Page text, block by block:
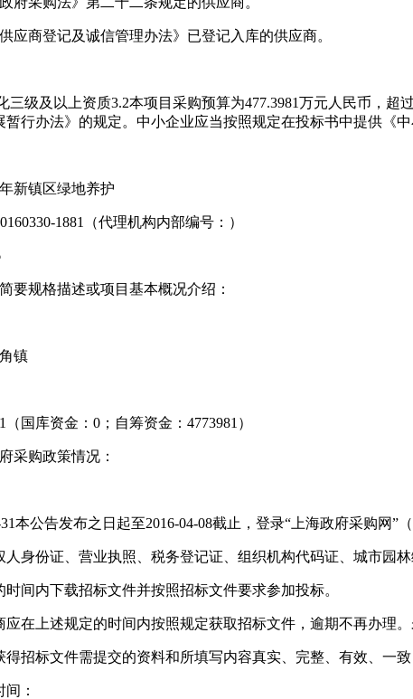
商登记及诚信管理办法》已登记入库的供应商。
及以上资质3.2本项目采购预算为477.3981万元人民币，超
行办法》的规定。中小企业应当按照规定在投标书中提供《
新镇区绿地养护
1881（代理机构内部编号：）
规格描述或项目基本概况介绍：
镇
库资金：0；自筹资金：4773981）
购政策情况：
公告发布之日起至2016-04-08截止，登录“上海政府采购网”（
份证、营业执照、税务登记证、组织机构代码证、城市园林
内下载招标文件并按照招标文件要求参加投标。
上述规定的时间内按照规定获取招标文件，逾期不再办理。
标文件需提交的资料和所填写内容真实、完整、有效、一
：